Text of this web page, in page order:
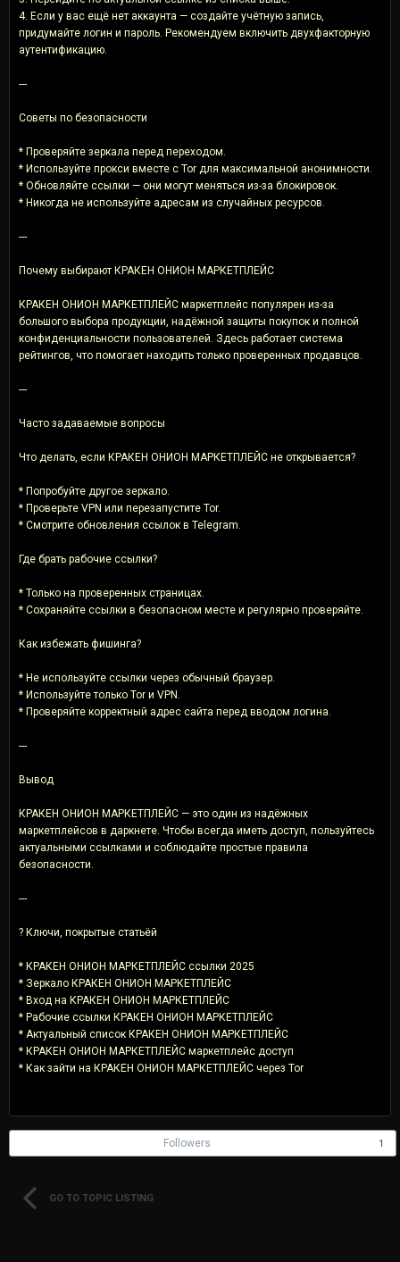
4. Если у вас ещё нет аккаунта — создайте учётную запись,
придумайте логин и пароль. Рекомендуем включить двухфакторную
аутентификацию.
---
Советы по безопасности
* Проверяйте зеркала перед переходом.
* Используйте прокси вместе с Tor для максимальной анонимности.
* Обновляйте ссылки — они могут меняться из-за блокировок.
* Никогда не используйте адресам из случайных ресурсов.
---
Почему выбирают КРАКЕН ОНИОН МАРКЕТПЛЕЙС
КРАКЕН ОНИОН МАРКЕТПЛЕЙС маркетплейс популярен из-за
большого выбора продукции, надёжной защиты покупок и полной
конфиденциальности пользователей. Здесь работает система
рейтингов, что помогает находить только проверенных продавцов.
---
Часто задаваемые вопросы
Что делать, если КРАКЕН ОНИОН МАРКЕТПЛЕЙС не открывается?
* Попробуйте другое зеркало.
* Проверьте VPN или перезапустите Tor.
* Смотрите обновления ссылок в Telegram.
Где брать рабочие ссылки?
* Только на проверенных страницах.
* Сохраняйте ссылки в безопасном месте и регулярно проверяйте.
Как избежать фишинга?
* Не используйте ссылки через обычный браузер.
* Используйте только Tor и VPN.
* Проверяйте корректный адрес сайта перед вводом логина.
---
Вывод
КРАКЕН ОНИОН МАРКЕТПЛЕЙС — это один из надёжных
маркетплейсов в даркнете. Чтобы всегда иметь доступ, пользуйтесь
актуальными ссылками и соблюдайте простые правила
безопасности.
---
? Ключи, покрытые статьёй
* КРАКЕН ОНИОН МАРКЕТПЛЕЙС ссылки 2025
* Зеркало КРАКЕН ОНИОН МАРКЕТПЛЕЙС
* Вход на КРАКЕН ОНИОН МАРКЕТПЛЕЙС
* Рабочие ссылки КРАКЕН ОНИОН МАРКЕТПЛЕЙС
* Актуальный список КРАКЕН ОНИОН МАРКЕТПЛЕЙС
* КРАКЕН ОНИОН МАРКЕТПЛЕЙС маркетплейс доступ
* Как зайти на КРАКЕН ОНИОН МАРКЕТПЛЕЙС через Tor
Followers 1
GO TO TOPIC LISTING